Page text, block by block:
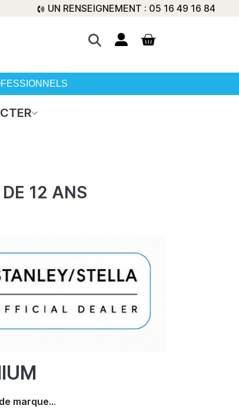
UN RENSEIGNEMENT : 05 16 49 16 84
12 ANS
marque...